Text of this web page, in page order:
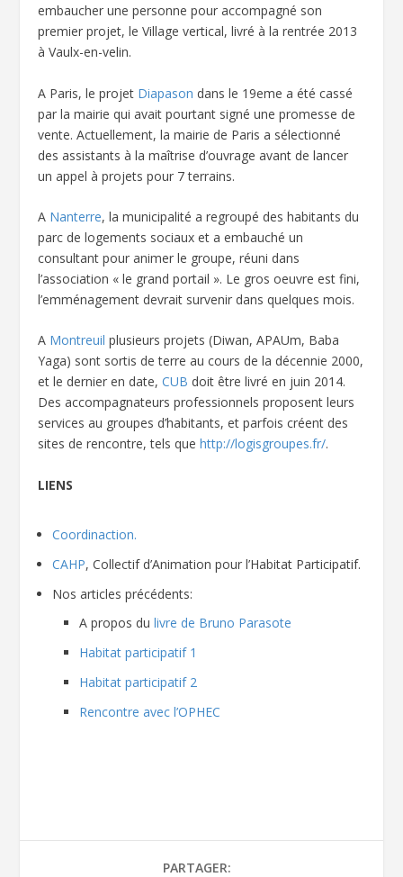
embaucher une personne pour accompagné son
premier projet, le Village vertical, livré à la rentrée 2013
à Vaulx-en-velin.
A Paris, le projet Diapason dans le 19eme a été cassé
par la mairie qui avait pourtant signé une promesse de
vente. Actuellement, la mairie de Paris a sélectionné
des assistants à la maîtrise d’ouvrage avant de lancer
un appel à projets pour 7 terrains.
A Nanterre, la municipalité a regroupé des habitants du
parc de logements sociaux et a embauché un
consultant pour animer le groupe, réuni dans
l’association « le grand portail ». Le gros oeuvre est fini,
l’emménagement devrait survenir dans quelques mois.
A Montreuil plusieurs projets (Diwan, APAUm, Baba
Yaga) sont sortis de terre au cours de la décennie 2000,
et le dernier en date,CUB doit être livré en juin 2014.
Des accompagnateurs professionnels proposent leurs
services au groupes d’habitants, et parfois créent des
sites de rencontre, tels quehttp://logisgroupes.fr/.
LIENS
Coordinaction.
CAHP, Collectif d’Animation pour l’Habitat Participatif.
Nos articles précédents:
A propos dulivre de Bruno Parasote
Habitat participatif 1
Habitat participatif 2
Rencontre avec l’OPHEC
PARTAGER: